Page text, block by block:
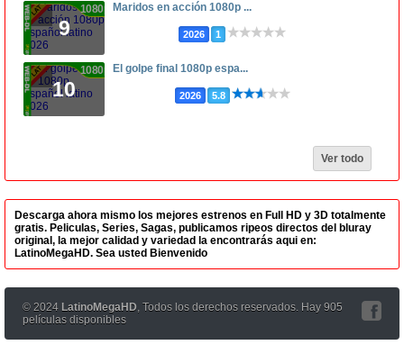
9
1080p Maridos en acción 1080p ...
2026 1
10
1080p El golpe final 1080p espa...
2026 5.8
Ver todo
Descarga ahora mismo los mejores estrenos en Full HD y 3D totalmente
gratis. Peliculas, Series, Sagas, publicamos ripeos directos del bluray
original, la mejor calidad y variedad la encontrarás aqui en:
LatinoMegaHD. Sea usted Bienvenido
© 2024 LatinoMegaHD, Todos los derechos reservados. Hay 905
películas disponibles